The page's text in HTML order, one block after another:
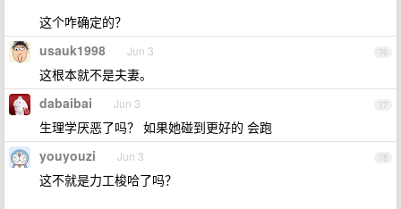
这个咋确定的？
76
usauk1998 Jun 3
这根本就不是夫妻。
77
dabaibai Jun 3
生理学厌恶了吗？ 如果她碰到更好的 会跑
78
youyouzi Jun 3
这不就是力工梭哈了吗？